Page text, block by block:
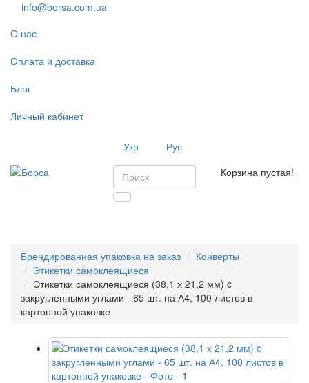
info@borsa.com.ua
О нас
Оплата и доставка
Блог
Личный кабинет
Укр
Рус
Корзина пустая!
Брендированная упаковка на заказ
Конверты
Этикетки самоклеящиеся
Этикетки самоклеящиеся (38,1 х 21,2 мм) c
закругленными углами - 65 шт. на А4, 100 листов в
картонной упаковке